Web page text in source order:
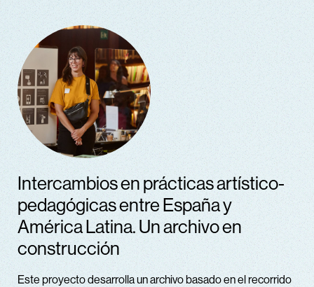
Intercambios en prácticas artístico-
pedagógicas entre España y
América Latina. Un archivo en
construcción
Este proyecto desarrolla un archivo basado en el recorrido